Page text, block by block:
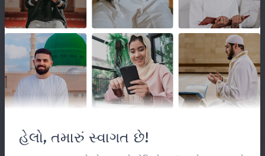
Haji Naji Memorial Trust
લિંક્સ
સંસ્થા વિષે
હેલો, તમારું સ્વાગત છે!